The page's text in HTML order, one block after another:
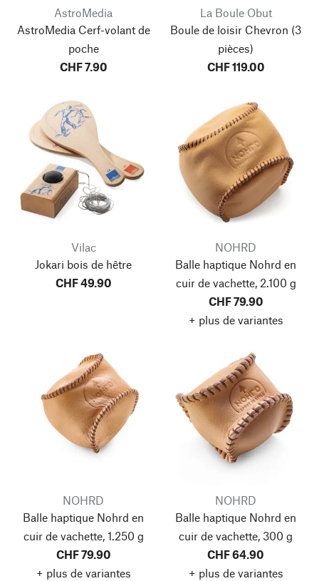
AstroMedia
AstroMedia Cerf-volant de
poche
CHF 7.90
La Boule Obut
Boule de loisir Chevron (3
pièces)
CHF 119.00
Vilac
Jokari bois de hêtre
CHF 49.90
NOHRD
Balle haptique Nohrd en
cuir de vachette, 2.100 g
CHF 79.90
+ plus de variantes
NOHRD
Balle haptique Nohrd en
cuir de vachette, 1.250 g
CHF 79.90
+ plus de variantes
NOHRD
Balle haptique Nohrd en
cuir de vachette, 300 g
CHF 64.90
+ plus de variantes